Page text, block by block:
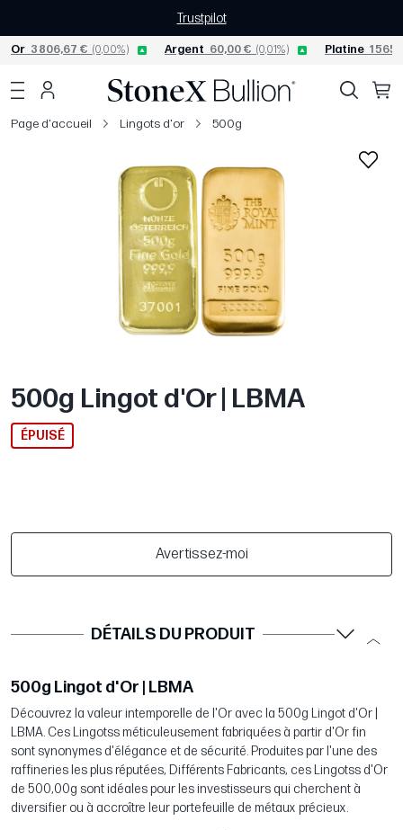
Trustpilot
Or 3 806,67 € (0,00%) Argent 60,00 € (0,01%) Platine 1
Page d'accueil Lingots d'or 500g
500g Lingot d'Or | LBMA
ÉPUISÉ
Avertissez-moi
DÉTAILS DU PRODUIT
500g Lingot d'Or | LBMA
Découvrez la valeur intemporelle de l'Or avec la 500g Lingot d'Or |
LBMA. Ces Lingotss méticuleusement fabriquées à partir d'Or fin
sont synonymes d'élégance et de sécurité. Produites par l'une des
raffineries les plus réputées, Différents Fabricants, ces Lingotss d'Or
de 500,00g sont idéales pour les investisseurs qui cherchent à
diversifier ou à accroître leur portefeuille de métaux précieux.